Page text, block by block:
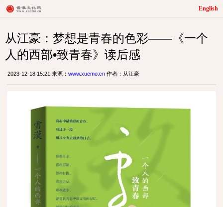
English
从江豪：梦想是青春的色彩——《一个
人的西部•致青春》读后感
2023-12-18 15:21 来源： www.xuemo.cn 作者：从江豪